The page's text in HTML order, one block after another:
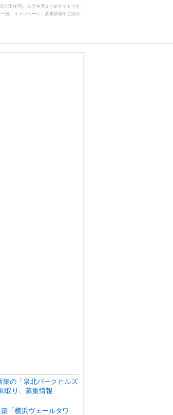
団住宅)、公営住宅まとめサイトです。
覧、キャンペーン、募集情報をご紹介。
築の「泉北パークヒルズ
取り、募集情報
「横浜ヴェールタワ